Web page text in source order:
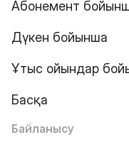
Абонемент
Дүкен бойынша
Ұтыс ойындар
Басқа
Байланысу